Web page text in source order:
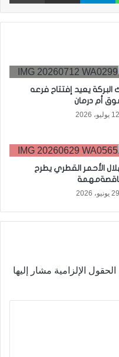
البركة يعيد إفتتاح فرعه
أم درمان
12 يوليو، 2026
الأحمر القطري يطرح
29 يونيو، 2026
الحقول الإلزامية مشار إليها